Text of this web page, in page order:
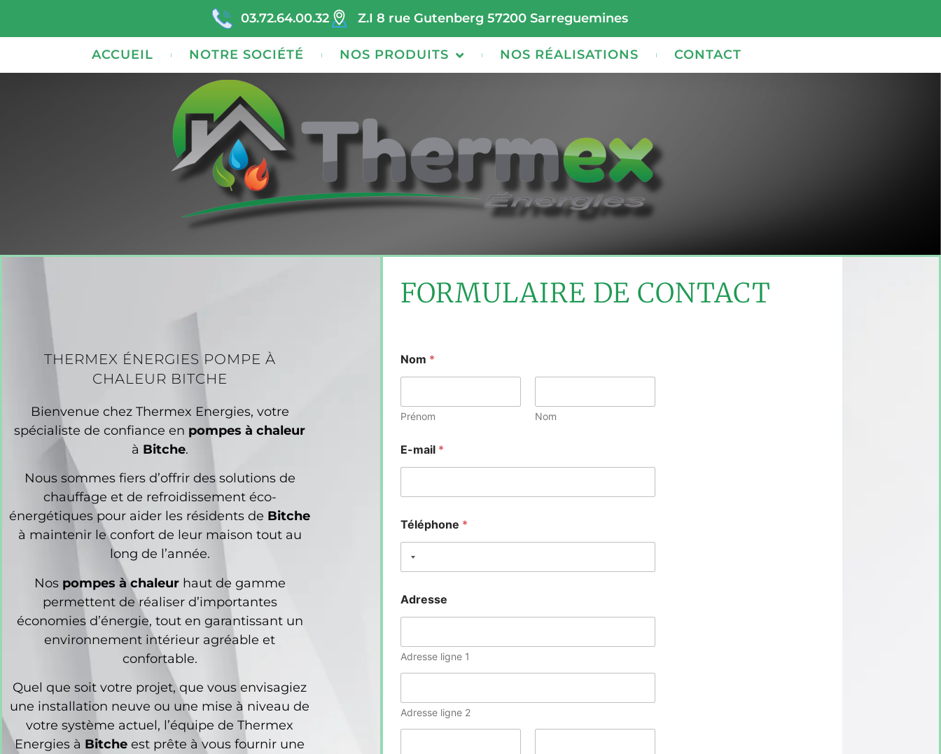
03.72.64.00.32 Z.I 8 rue Gutenberg 57200 Sarreguemines
ACCUEIL NOTRE SOCIÉTÉ NOS PRODUITS NOS RÉALISATIONS CONTACT
THERMEX ÉNERGIES POMPE À
CHALEUR BITCHE
Bienvenue chez Thermex Energies, votre
spécialiste de confiance en pompes à chaleur
à Bitche.
Nous sommes fiers d’offrir des solutions de
chauffage et de refroidissement éco-
énergétiques pour aider les résidents de Bitche
à maintenir le confort de leur maison tout au
long de l’année.
Nos pompes à chaleurhaut de gamme
permettent de réaliser d’importantes
économies d’énergie, tout en garantissant un
environnement intérieur agréable et
confortable.
Quel que soit votre projet, que vous envisagiez
une installation neuve ou une mise à niveau de
votre système actuel, l’équipe de Thermex
Energies à Bitche est prête à vous fournir une
FORMULAIRE DE CONTACT
Nom *
Prénom Nom
E-mail *
Téléphone *
Adresse
Adresse ligne 1
Adresse ligne 2